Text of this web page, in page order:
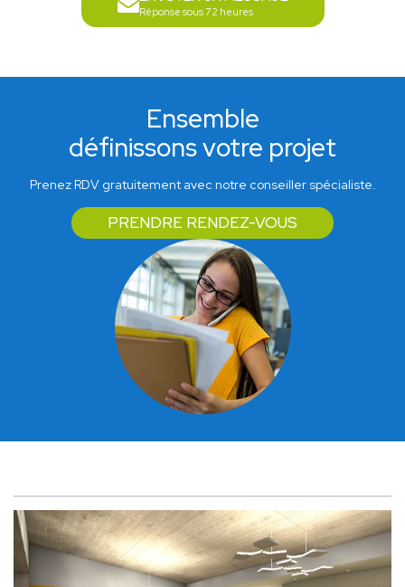
Réponse sous 72 heures
Ensemble
définissons votre projet
Prenez RDV gratuitement avec notre conseiller spécialiste.
PRENDRE RENDEZ-VOUS